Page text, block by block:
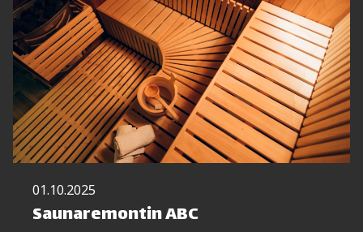
01.10.2025
Saunaremontin ABC